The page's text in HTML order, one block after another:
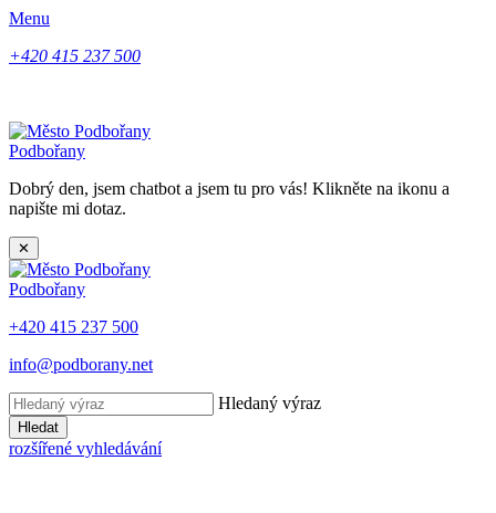
Menu
+420 415 237 500
Podbořany
Dobrý den, jsem chatbot a jsem tu pro vás! Klikněte na ikonu a
napište mi dotaz.
✕
Podbořany
+420 415 237 500
info@podborany.net
Hledaný výraz
Hledat
rozšířené vyhledávání